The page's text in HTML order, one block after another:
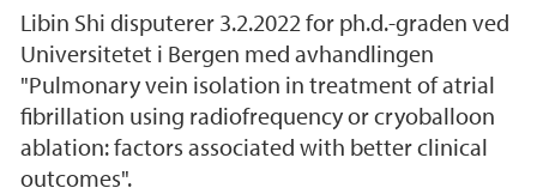
Libin Shi disputerer 3.2.2022 for ph.d.-graden ved
Universitetet i Bergen med avhandlingen
"Pulmonary vein isolation in treatment of atrial
fibrillation using radiofrequency or cryoballoon
ablation: factors associated with better clinical
outcomes".